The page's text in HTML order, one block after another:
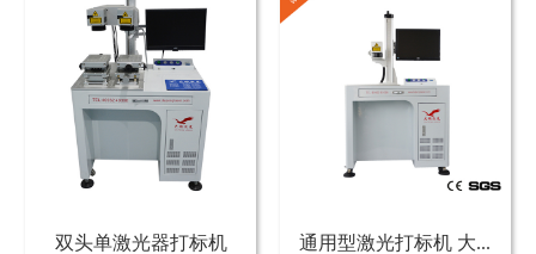
双头单激光器打标机 通用型激光打标机 大...